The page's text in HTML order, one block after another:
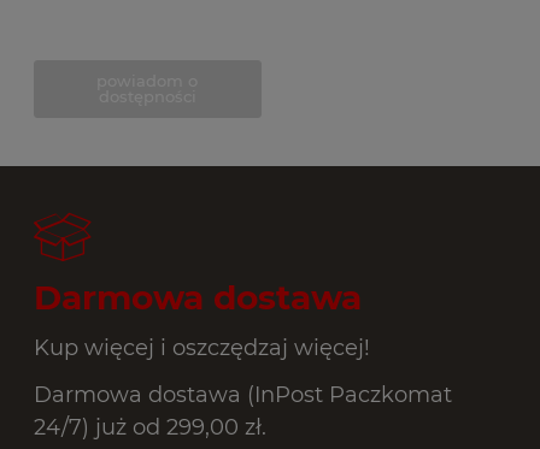
Darmowa dostawa
Kup więcej i oszczędzaj więcej!
Darmowa dostawa (InPost Paczkomat
24/7) już od 299,00 zł.